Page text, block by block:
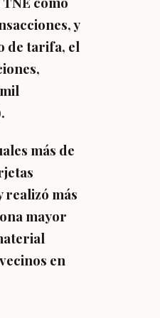
, y
de tarifa, el
,
.
más de
realizó más
mayor
en